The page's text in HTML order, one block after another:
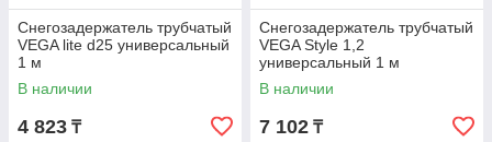
Снегозадержатель трубчатый
VEGA lite d25 универсальный
1 м
В наличии
4 823 ₸
Снегозадержатель трубчатый
VEGA Style 1,2
универсальный 1 м
В наличии
7 102 ₸